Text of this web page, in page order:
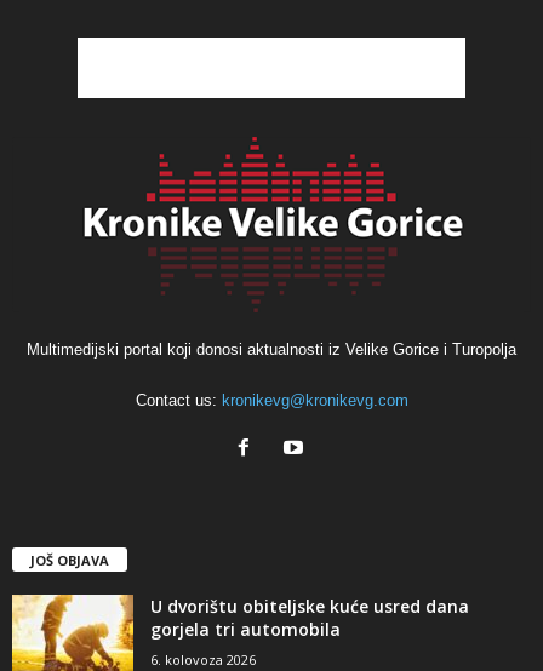
Multimedijski portal koji donosi aktualnosti iz Velike Gorice i Turopolja
Contact us: kronikevg@kronikevg.com
JOŠ OBJAVA
U dvorištu obiteljske kuće usred dana
gorjela tri automobila
6. kolovoza 2026